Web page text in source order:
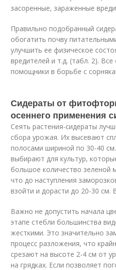
засоренные, зараженные
Правильно подобранный
обогатить почву
улучшить ее физическое
вредителей и т.д. (табл. 2).
помощники в борьбе с
Сидераты от
осеннего применения
Сеять растения-сидераты
сбора урожая. Их высевают
полосами шириной по 30-40
выбирают для культур,
большое количество зеленой
что до наступления
взойти и дорасти до 20-30 см.
Важно не допустить начала
этапе стебли большинства
жесткими. Это значительно
процесс разложения, что
срезают на высоте 2-4 см от
на грядках. Если позволяет